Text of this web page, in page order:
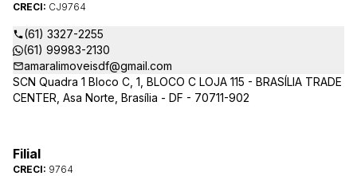
CRECI: CJ9764
(61) 3327-2255
(61) 99983-2130
amaralimoveisdf@gmail.com
SCN Quadra 1 Bloco C, 1, BLOCO C LOJA 115 - BRASÍLIA TRADE
CENTER, Asa Norte, Brasília - DF - 70711-902
Filial
CRECI: 9764